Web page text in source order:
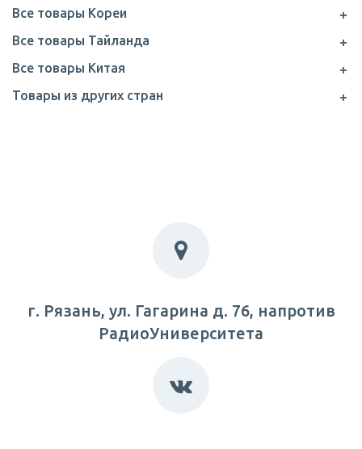
Все товары Кореи
Все товары Тайланда
Все товары Китая
Товары из других стран
г. Рязань, ул. Гагарина д. 76, напротив
РадиоУниверситета